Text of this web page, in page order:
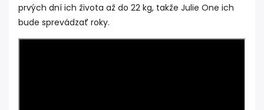
prvých dní ich života až do 22 kg, takže Julie One ich
bude sprevádzať roky.